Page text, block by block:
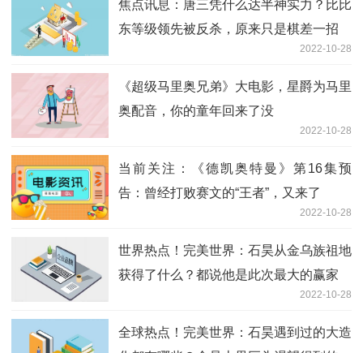
焦点讯息：唐三凭什么达半神实力？比比
东等级领先被反杀，原来只是棋差一招
2022-10-28
《超级马里奥兄弟》大电影，星爵为马里
奥配音，你的童年回来了没
2022-10-28
当前关注：《德凯奥特曼》第16集预
告：曾经打败赛文的“王者”，又来了
2022-10-28
世界热点！完美世界：石昊从金乌族祖地
获得了什么？都说他是此次最大的赢家
2022-10-28
全球热点！完美世界：石昊遇到过的大造